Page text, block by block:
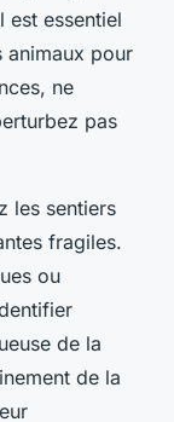
essentiel
animaux pour
ne
pas
les sentiers
fragiles.
ou
de la
de la